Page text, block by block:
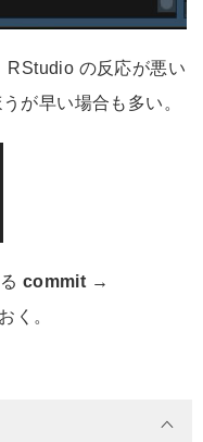
RStudio の反応が悪い
が早い場合も多い。
commit →
く。